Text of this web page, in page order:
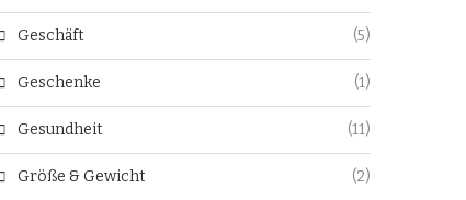
Geschäft (5)
Geschenke (1)
Gesundheit (11)
Größe & Gewicht (2)